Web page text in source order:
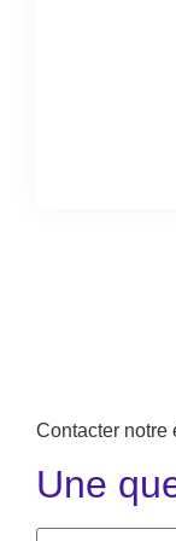
Contacter notre
Une